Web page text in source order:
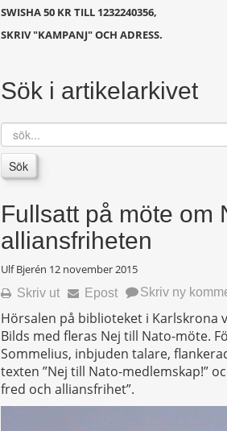
SWISHA 50 KR TILL 1232240356,
SKRIV "KAMPANJ" OCH ADRESS.
Sök i artikelarkivet
sök...
Sök
Fullsatt på möte om
alliansfriheten
Ulf Bjerén 12 november 2015
Skriv ut Epost Skriv ny
Hörsalen på biblioteket i Karlskrona
Bilds med fleras Nej till Nato-möte.
Sommelius, inbjuden talare,
texten ”Nej till Nato-medlemskap!”
fred och alliansfrihet”.